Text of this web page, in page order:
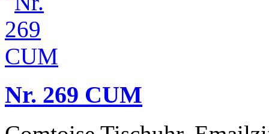
Nr. 269 CUM